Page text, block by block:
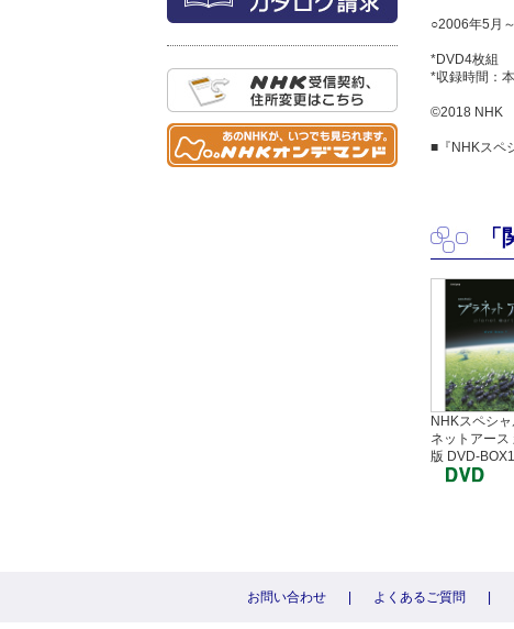
○2006年5月
*DVD4枚組
*収録時間：
©2018 NHK
■『NHKスペ
NHKスペシャ
ネットアース
版 DVD-
お問い合わせ よくあるご質問